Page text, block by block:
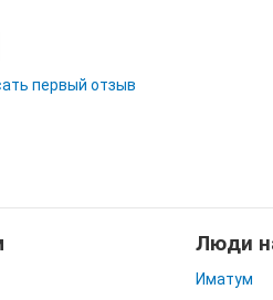
первый отзыв
Люди
Иматум